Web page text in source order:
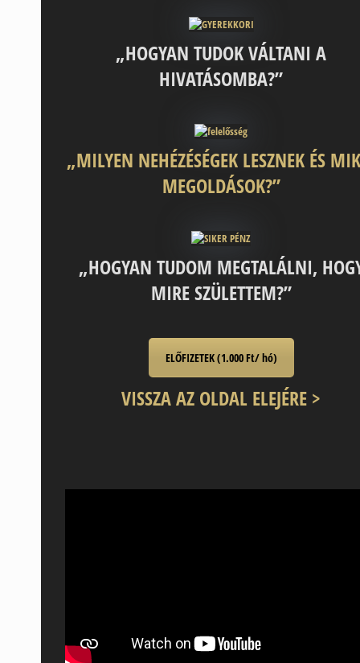
„HOGYAN TUDOK VÁLTANI A
HIVATÁSOMBA?”
„MILYEN NEHÉZÉSÉGEK LESZNEK ÉS
MEGOLDÁSOK?”
„HOGYAN TUDOM MEGTALÁLNI,
MIRE SZÜLETTEM?”
ELŐFIZETEK (1.000 Ft/ hó)
VISSZA AZ OLDAL ELEJÉRE >